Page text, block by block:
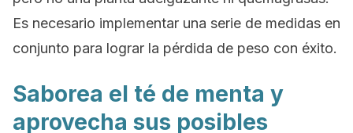
Es necesario implementar una serie de medidas en
conjunto para lograr la pérdida de peso con éxito.
Saborea el té de menta y
aprovecha sus posibles